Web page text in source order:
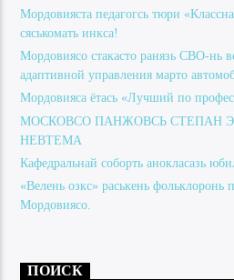
Мордовияста педагогсь тюри
сяськомать инкса!
Мордовиясо стакасто ранязь СВО-нь
адаптивной управления марто
Мордовияса ётась «Лучший по
МОСКОВСО ПАНЖОВСЬ СТЕПАН
НЕВТЕМА
Кафедральнай соборть анокласазь
«Велень озкс» раськень фольклоронь
Мордовиясо.
ПОИСК